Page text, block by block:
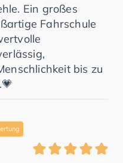
Ein großes
Fahrschule
bis zu